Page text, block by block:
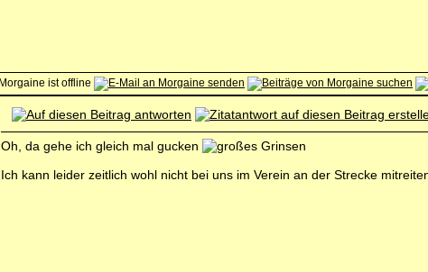
Oh, da gehe ich gleich mal gucken
Ich kann leider zeitlich wohl nicht bei uns im Verein an der Strecke